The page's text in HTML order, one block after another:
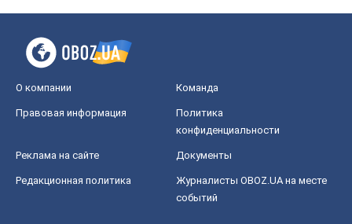
О компании Команда
Правовая информация
Политика
конфиденциальности
Реклама на сайте Документы
Редакционная политика
Журналисты OBOZ.UA на месте
событий